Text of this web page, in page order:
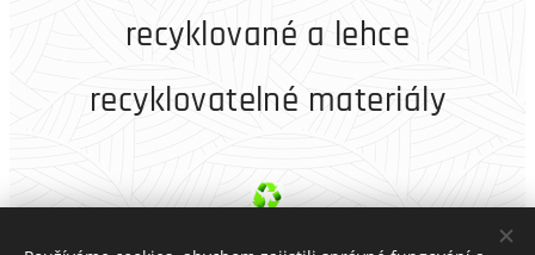
recyklované a lehce
recyklovatelné materiály